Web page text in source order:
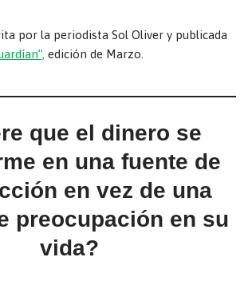
por la periodista Sol Oliver y publicada
edición de Marzo.
que el dinero se
en una fuente de
en vez de una
preocupación en su
vida?